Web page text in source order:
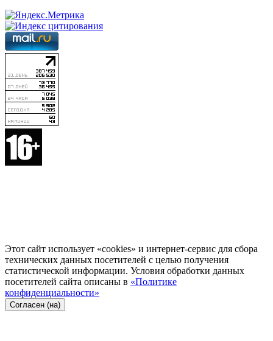
Этот сайт использует «cookies» и интернет-сервис для сбора
технических данных посетителей с целью получения
статистической информации. Условия обработки данных
посетителей сайта описаны в «Политике
конфиденциальности»
Согласен (на)